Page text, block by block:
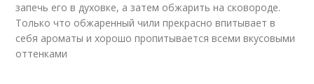
запечь его в духовке, а затем обжарить на сковороде.
Только что обжаренный чили прекрасно впитывает в
себя ароматы и хорошо пропитывается всеми вкусовыми
оттенками